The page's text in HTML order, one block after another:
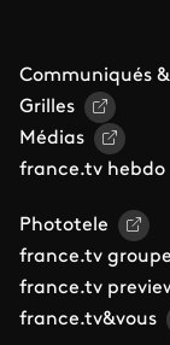
Communiqués &
Grilles
Médias
france.tv hebdo
Phototele
france.tv groupe
france.tv
france.tv&vous